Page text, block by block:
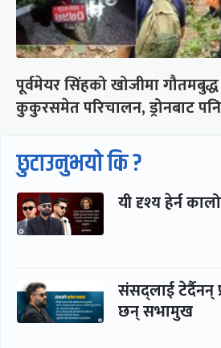
पूर्वमेयर सिंहको खोजीमा
कुकुरसमेत परिचालन, ड्रोनबाट पनि
छुटाउनुभयो कि ?
यी दृश्य हेर्न
संसद्लाई टेर्दैनन्
छन् सभामुख